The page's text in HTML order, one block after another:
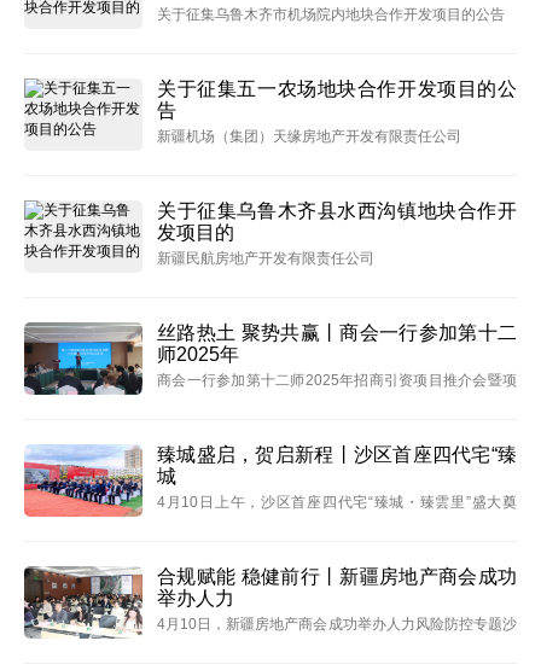
关于征集乌鲁木齐市机场院内地块合作开发项目的公告
关于征集五一农场地块合作开发项目的公
告
新疆机场（集团）天缘房地产开发有限责任公司
关于征集乌鲁木齐县水西沟镇地块合作开
发项目的
新疆民航房地产开发有限责任公司
丝路热土 聚势共赢丨商会一行参加第十二
师2025年
商会一行参加第十二师2025年招商引资项目推介会暨项
臻城盛启，贺启新程丨沙区首座四代宅“臻
城
4月10日上午，沙区首座四代宅“臻城・臻雲里”盛大奠
合规赋能 稳健前行丨新疆房地产商会成功
举办人力
4月10日，新疆房地产商会成功举办人力风险防控专题沙